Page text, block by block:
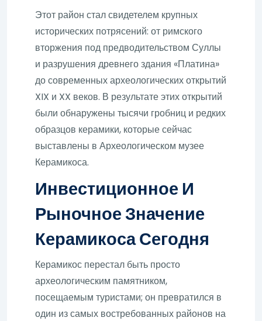
Этот район стал свидетелем крупных
исторических потрясений: от римского
вторжения под предводительством Суллы
и разрушения древнего здания «Платина»
до современных археологических открытий
XIX и XX веков. В результате этих открытий
были обнаружены тысячи гробниц и редких
образцов керамики, которые сейчас
выставлены в Археологическом музее
Керамикоса.
Инвестиционное И
Рыночное Значение
Керамикоса Сегодня
Керамикос перестал быть просто
археологическим памятником,
посещаемым туристами; он превратился в
один из самых востребованных районов на